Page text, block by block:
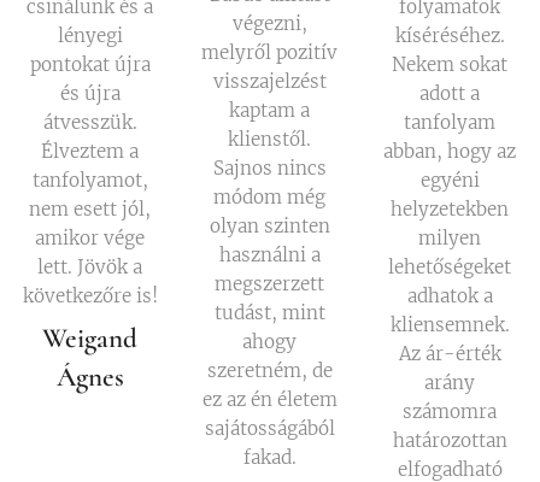
csinálunk és a
lényegi
pontokat újra
és újra
átvesszük.
Élveztem a
tanfolyamot,
nem esett jól,
amikor vége
lett. Jövök a
következőre is!
Weigand
Ágnes
végezni,
melyről pozitív
visszajelzést
kaptam a
klienstől.
Sajnos nincs
módom még
olyan szinten
használni a
megszerzett
tudást, mint
ahogy
szeretném, de
ez az én életem
sajátosságából
fakad.
folyamatok
kíséréséhez.
Nekem sokat
adott a
tanfolyam
abban, hogy az
egyéni
helyzetekben
milyen
lehetőségeket
adhatok a
kliensemnek.
Az ár-érték
arány
számomra
határozottan
elfogadható